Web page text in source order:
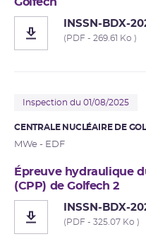
INSSN-BDX-
(PDF - 269.61 Ko )
Inspection du 01/08/2025
CENTRALE NUCLÉAIRE DE
MWe - EDF
Épreuve hydraulique
(CPP) de Golfech 2
INSSN-BDX-
(PDF - 325.07 Ko )